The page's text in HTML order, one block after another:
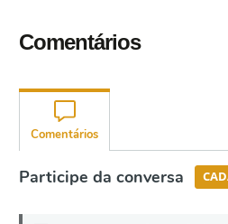
Comentários